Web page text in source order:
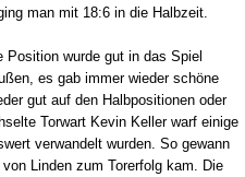
man mit 18:6 in die Halbzeit.
Position wurde gut in das Spiel
es gab immer wieder schöne
gut auf den Halbpositionen oder
Torwart Kevin Keller warf einige
verwandelt wurden. So gewann
Linden zum Torerfolg kam. Die